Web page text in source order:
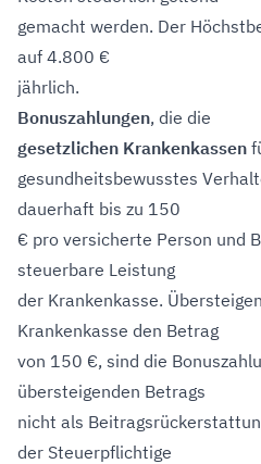
gemacht werden. Der
auf 4.800 €
jährlich.
Bonuszahlungen, die die
gesetzlichen Krankenkassen
gesundheitsbewusstes
dauerhaft bis zu 150
€ pro versicherte Person und
steuerbare Leistung
der Krankenkasse.
Krankenkasse den Betrag
von 150 €, sind die
übersteigenden Betrags
nicht als
der Steuerpflichtige